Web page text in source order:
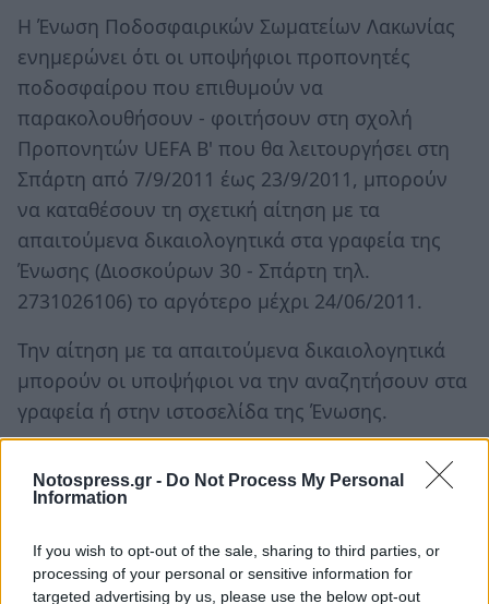
Notospress.gr - Do Not Process My Personal
Information
If you wish to opt-out of the sale, sharing to third parties, or
processing of your personal or sensitive information for
targeted advertising by us, please use the below opt-out
Η Ένωση Ποδοσφαιρικών Σωματείων Λακωνίας
ενημερώνει ότι οι υποψήφιοι προπονητές
ποδοσφαίρου που επιθυμούν να
παρακολουθήσουν - φοιτήσουν στη σχολή
Προπονητών UEFA Β' που θα λειτουργήσει στη
Σπάρτη από 7/9/2011 έως 23/9/2011, μπορούν
να καταθέσουν τη σχετική αίτηση με τα
απαιτούμενα δικαιολογητικά στα γραφεία της
Ένωσης (Διοσκούρων 30 - Σπάρτη τηλ.
2731026106) το αργότερο μέχρι 24/06/2011.
Την αίτηση με τα απαιτούμενα δικαιολογητικά
μπορούν οι υποψήφιοι να την αναζητήσουν στα
γραφεία ή στην ιστοσελίδα της Ένωσης.